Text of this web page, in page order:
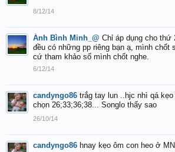
8/12/14
Ánh Bình Minh_@ Chỉ áp dụng cho
đều có những pp riêng bạn ạ, mình chốt
cứ tham khảo số mình chốt nghe.
6/12/14
candyngo86 trắg tay lun ..hjc nhì qá
chọn 26;33;36;38... Songlo thấy sao
26/10/14
candyngo86 hnay kẹo ôm con heo ở